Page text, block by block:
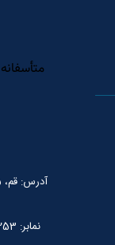
آدرس: قم، 75 متری عمار یاسر، نبش خیابان شهید قدوسی
نمابر: 02537765253